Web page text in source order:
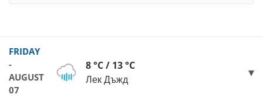
FRIDAY
-
AUGUST
07
8 °C / 13 °C
Лек Дъжд